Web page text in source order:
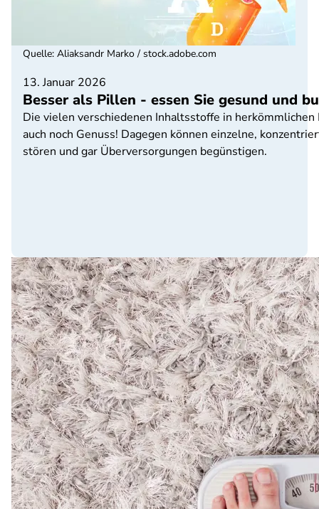
13. Januar 2026
Besser als Pillen - essen Sie gesund und
Die vielen verschiedenen Inhaltsstoffe in
auch noch Genuss! Dagegen können einzelne,
stören und gar Überversorgungen begünstigen.
Quelle: Aliaksandr Marko / stock.adobe.com